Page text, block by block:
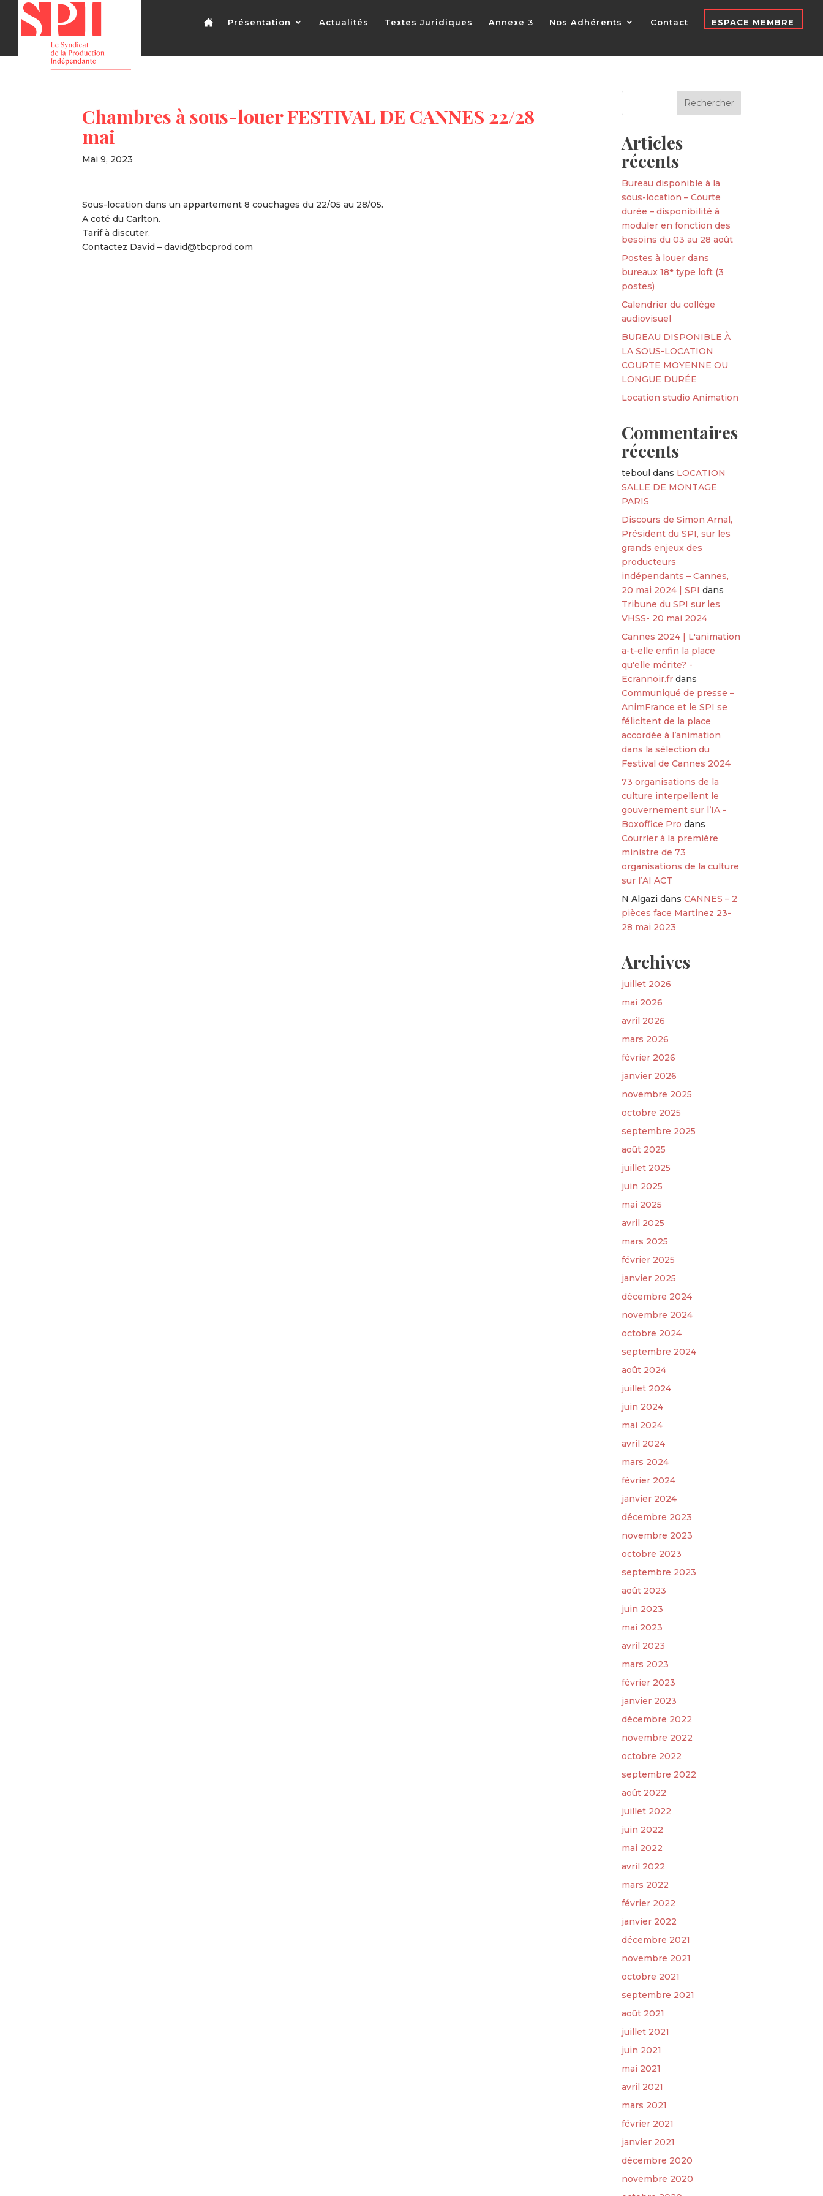
Présentation Actualités Textes Juridiques Annexe 3 Nos Adhérents Contact ESPACE MEMBRE
Chambres à sous-louer FESTIVAL DE CANNES 22/28
mai
Mai 9, 2023
Sous-location dans un appartement 8 couchages du 22/05 au 28/05.
A coté du Carlton.
Tarif à discuter.
Contactez David – david@tbcprod.com
Articles
récents
Bureau disponible à la
sous-location – Courte
durée – disponibilité à
moduler en fonction des
besoins du 03 au 28 août
Postes à louer dans
bureaux 18ᵉ type loft (3
postes)
Calendrier du collège
audiovisuel
BUREAU DISPONIBLE À
LA SOUS-LOCATION
COURTE MOYENNE OU
LONGUE DURÉE
Location studio Animation
Commentaires
récents
teboul dans LOCATION
SALLE DE MONTAGE
PARIS
Discours de Simon Arnal,
Président du SPI, sur les
grands enjeux des
producteurs
indépendants – Cannes,
20 mai 2024 | SPI dans
Tribune du SPI sur les
VHSS- 20 mai 2024
Cannes 2024 | L'animation
a-t-elle enfin la place
qu'elle mérite? -
Ecrannoir.fr dans
Communiqué de presse –
AnimFrance et le SPI se
félicitent de la place
accordée à l’animation
dans la sélection du
Festival de Cannes 2024
73 organisations de la
culture interpellent le
gouvernement sur l’IA -
Boxoffice Pro dans
Courrier à la première
ministre de 73
organisations de la culture
sur l’AI ACT
N Algazi dansCANNES – 2
pièces face Martinez 23-
28 mai 2023
Archives
juillet 2026
mai 2026
avril 2026
mars 2026
février 2026
janvier 2026
novembre 2025
octobre 2025
septembre 2025
août 2025
juillet 2025
juin 2025
mai 2025
avril 2025
mars 2025
février 2025
janvier 2025
décembre 2024
novembre 2024
octobre 2024
septembre 2024
août 2024
juillet 2024
juin 2024
mai 2024
avril 2024
mars 2024
février 2024
janvier 2024
décembre 2023
novembre 2023
octobre 2023
septembre 2023
août 2023
juin 2023
mai 2023
avril 2023
mars 2023
février 2023
janvier 2023
décembre 2022
novembre 2022
octobre 2022
septembre 2022
août 2022
juillet 2022
juin 2022
mai 2022
avril 2022
mars 2022
février 2022
janvier 2022
décembre 2021
novembre 2021
octobre 2021
septembre 2021
août 2021
juillet 2021
juin 2021
mai 2021
avril 2021
mars 2021
février 2021
janvier 2021
décembre 2020
novembre 2020